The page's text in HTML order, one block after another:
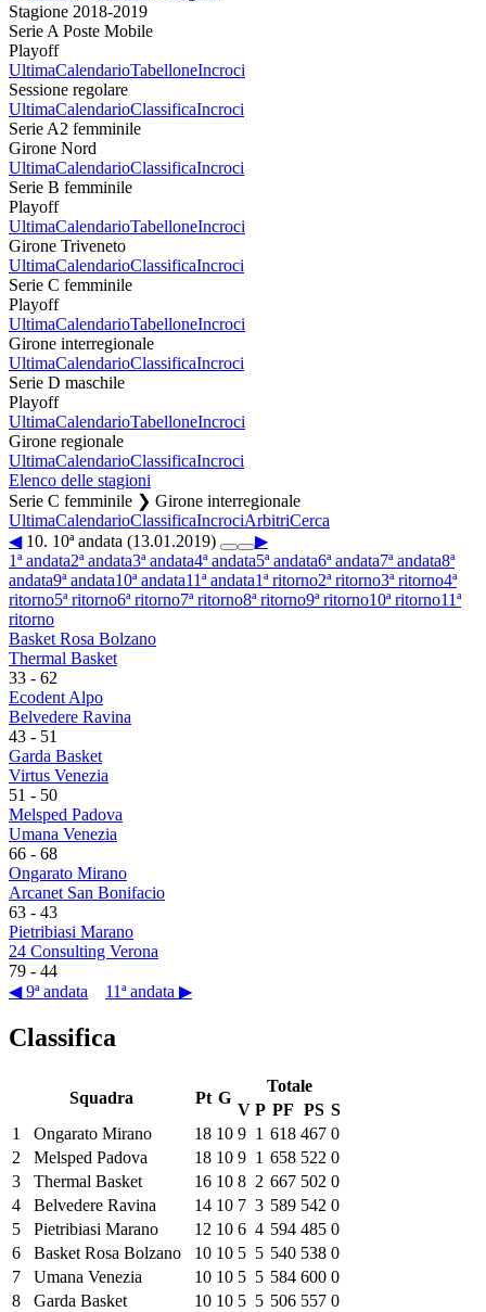
Stagione 2018-2019
Serie A Poste Mobile
Playoff
UltimaCalendarioTabelloneIncroci
Sessione regolare
UltimaCalendarioClassificaIncroci
Serie A2 femminile
Girone Nord
UltimaCalendarioClassificaIncroci
Serie B femminile
Playoff
UltimaCalendarioTabelloneIncroci
Girone Triveneto
UltimaCalendarioClassificaIncroci
Serie C femminile
Playoff
UltimaCalendarioTabelloneIncroci
Girone interregionale
UltimaCalendarioClassificaIncroci
Serie D maschile
Playoff
UltimaCalendarioTabelloneIncroci
Girone regionale
UltimaCalendarioClassificaIncroci
Elenco delle stagioni
Serie C femminile ❯ Girone interregionale
UltimaCalendarioClassificaIncrociArbitriCerca
◀10. 10ª andata (13.01.2019)
▶
1ª andata2ª andata3ª andata4ª andata5ª andata6ª andata7ª andata8ª
andata9ª andata10ª andata11ª andata1ª ritorno2ª ritorno3ª ritorno4ª
ritorno5ª ritorno6ª ritorno7ª ritorno8ª ritorno9ª ritorno10ª ritorno11ª
ritorno
Basket Rosa Bolzano
Thermal Basket
33 - 62
Ecodent Alpo
Belvedere Ravina
43 - 51
Garda Basket
Virtus Venezia
51 - 50
Melsped Padova
Umana Venezia
66 - 68
Ongarato Mirano
Arcanet San Bonifacio
63 - 43
Pietribiasi Marano
24 Consulting Verona
79 - 44
◀ 9ª andata
11ª andata ▶
Classifica
Squadra Pt G
Totale
V P PF PS S
1
Ongarato Mirano 18 10 9 1 618 467 0
2
Melsped Padova 18 10 9 1 658 522 0
3
Thermal Basket 16 10 8 2 667 502 0
4
Belvedere Ravina 14 10 7 3 589 542 0
5
Pietribiasi Marano 12 10 6 4 594 485 0
6
Basket Rosa Bolzano 10 10 5 5 540 538 0
7
Umana Venezia 10 10 5 5 584 600 0
8
Garda Basket 10 10 5 5 506 557 0